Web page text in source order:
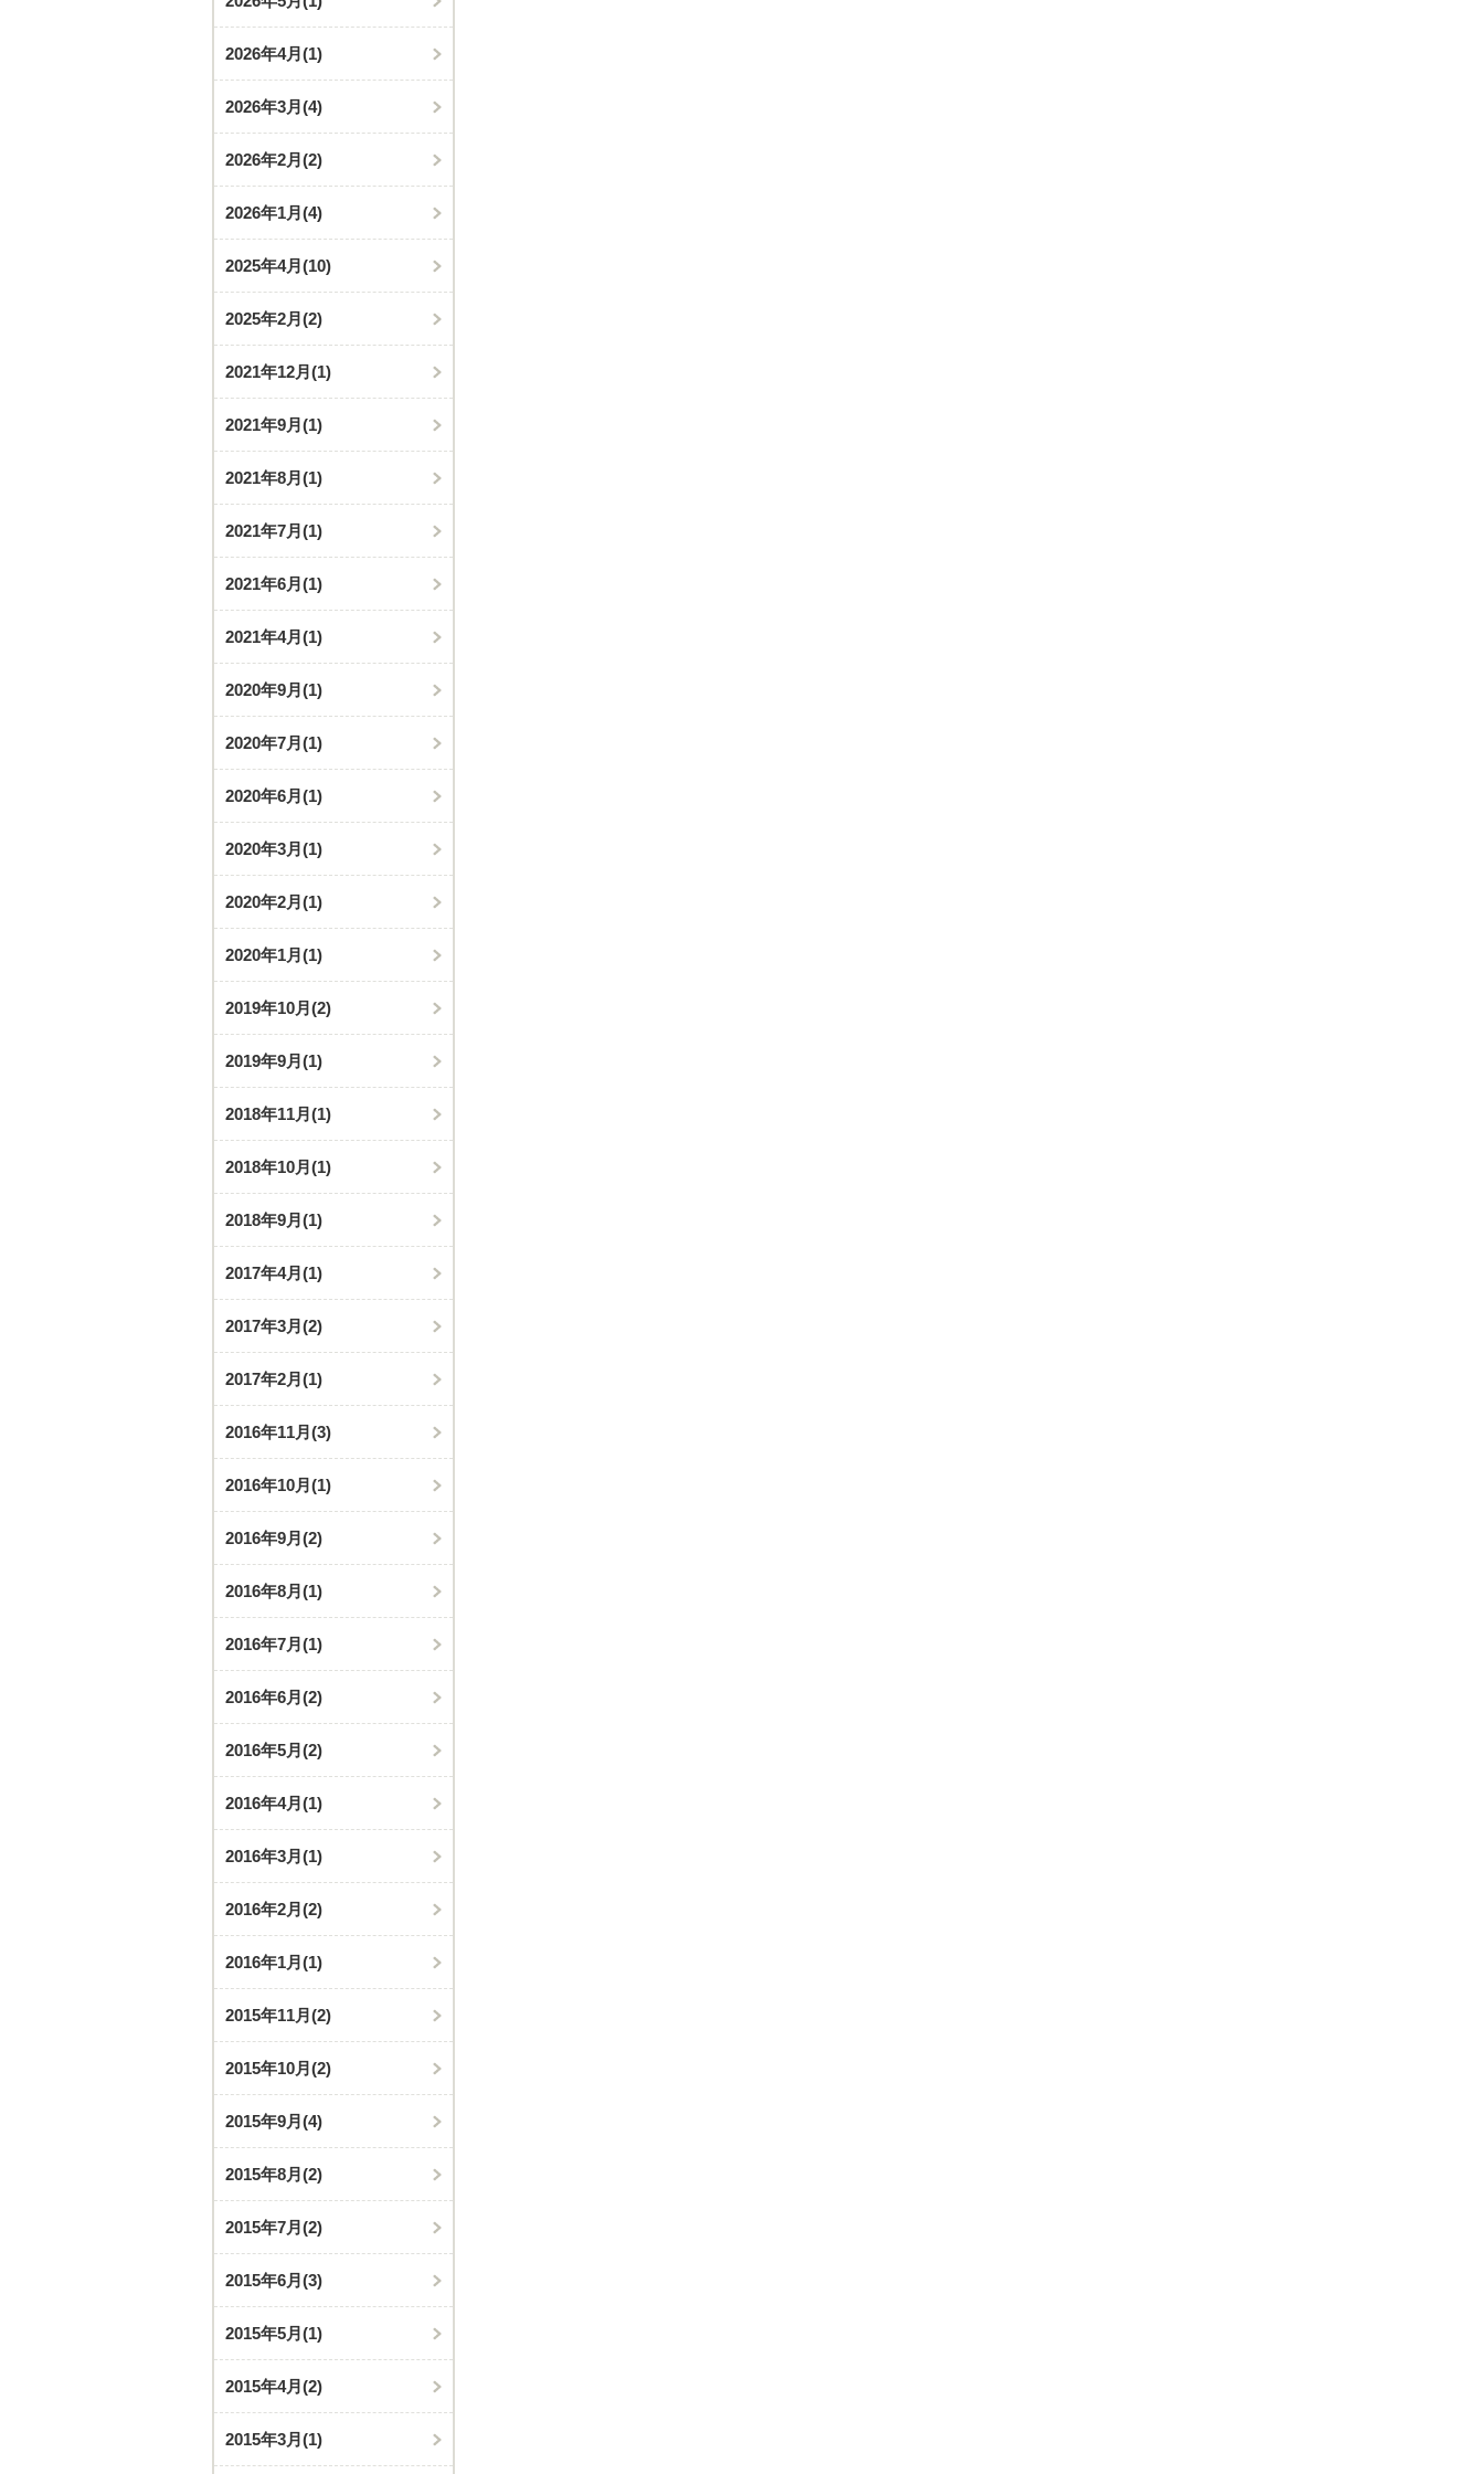
2026年4月 (1)
2026年3月 (4)
2026年2月 (2)
2026年1月 (4)
2025年4月 (10)
2025年2月 (2)
2021年12月 (1)
2021年9月 (1)
2021年8月 (1)
2021年7月 (1)
2021年6月 (1)
2021年4月 (1)
2020年9月 (1)
2020年7月 (1)
2020年6月 (1)
2020年3月 (1)
2020年2月 (1)
2020年1月 (1)
2019年10月 (2)
2019年9月 (1)
2018年11月 (1)
2018年10月 (1)
2018年9月 (1)
2017年4月 (1)
2017年3月 (2)
2017年2月 (1)
2016年11月 (3)
2016年10月 (1)
2016年9月 (2)
2016年8月 (1)
2016年7月 (1)
2016年6月 (2)
2016年5月 (2)
2016年4月 (1)
2016年3月 (1)
2016年2月 (2)
2016年1月 (1)
2015年11月 (2)
2015年10月 (2)
2015年9月 (4)
2015年8月 (2)
2015年7月 (2)
2015年6月 (3)
2015年5月 (1)
2015年4月 (2)
2015年3月 (1)